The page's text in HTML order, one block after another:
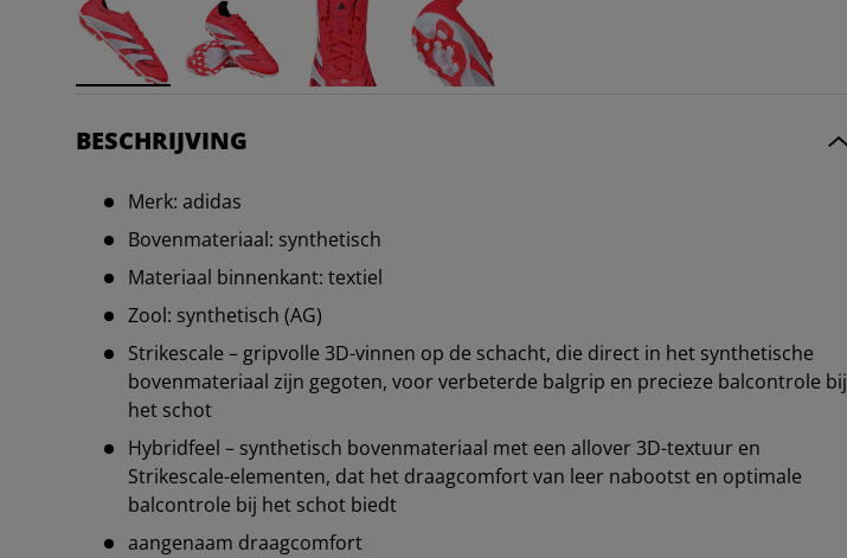
BESCHRIJVING
Merk: adidas
Bovenmateriaal: synthetisch
Materiaal binnenkant: textiel
Zool: synthetisch (AG)
Strikescale – gripvolle 3D-vinnen op de schacht, die direct in het synthetische
bovenmateriaal zijn gegoten, voor verbeterde balgrip en precieze balcontrole bij
het schot
Hybridfeel – synthetisch bovenmateriaal met een allover 3D-textuur en
Strikescale-elementen, dat het draagcomfort van leer nabootst en optimale
balcontrole bij het schot biedt
aangenaam draagcomfort